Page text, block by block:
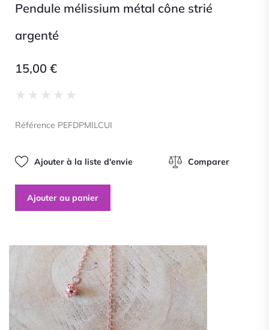
Pendule mélissium métal cône strié
argenté
15,00 €
★ ★ ★ ★ ★
5
Référence PEFDPMILCUI
Ajouter à la liste d'envie Comparer
Ajouter au panier